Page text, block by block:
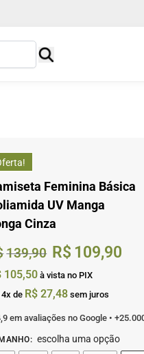
Feminina Básica
UV Manga
Cinza
139,90 R$ 109,90
105,50 à vista no PIX
4x de R$ 27,48 sem juros
: escolha uma opção